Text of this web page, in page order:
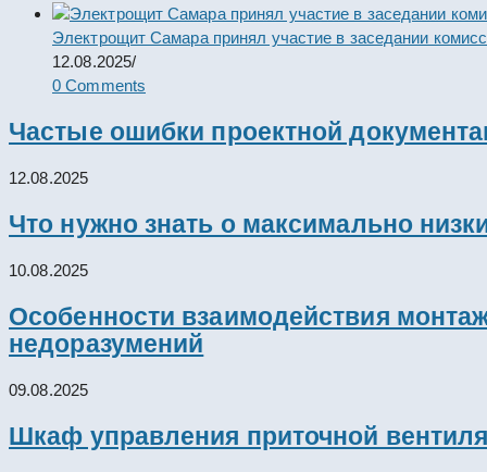
Электрощит Самара принял участие в заседании
12.08.2025/
0 Comments
Частые ошибки проектной
12.08.2025
Что нужно знать о максимально
10.08.2025
Особенности взаимодействия
недоразумений
09.08.2025
Шкаф управления приточной